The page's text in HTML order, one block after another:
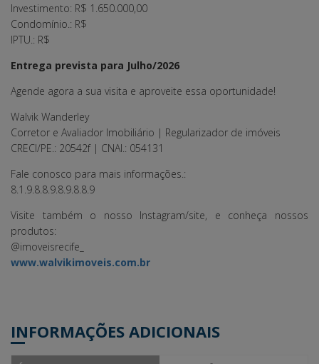
Investimento: R$ 1.650.000,00
Condomínio.: R$
IPTU.: R$
Entrega prevista para Julho/2026
Agende agora a sua visita e aproveite essa oportunidade!
Walvik Wanderley
Corretor e Avaliador Imobiliário | Regularizador de imóveis
CRECI/PE.: 20542f | CNAI.: 054131
Fale conosco para mais informações.:
8.1.9.8.8.9.8.9.8.8.9
Visite também o nosso Instagram/site, e conheça nossos
produtos:
@imoveisrecife_
www.walvikimoveis.com.br
INFORMAÇÕES ADICIONAIS